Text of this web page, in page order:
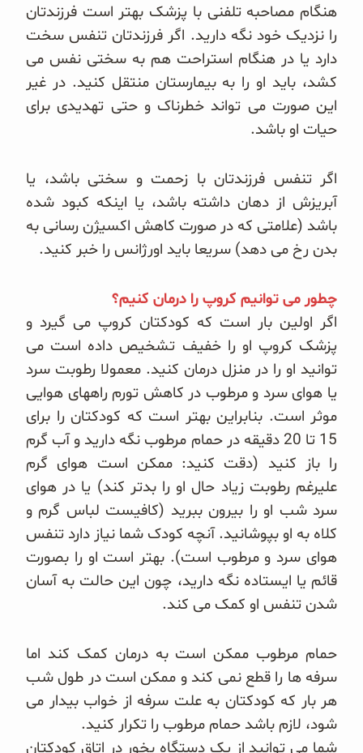
هنگام مصاحبه تلفنی با پزشک بهتر است فرزندتان
را نزدیک خود نگه دارید. اگر فرزندتان تنفس سخت
دارد یا در هنگام استراحت هم به سختی نفس می
کشد، باید او را به بیمارستان منتقل کنید. در غیر
این صورت می تواند خطرناک و حتی تهدیدی برای
حیات او باشد.
اگر تنفس فرزندتان با زحمت و سختی باشد، یا
آبریزش از دهان داشته باشد، یا اینکه کبود شده
باشد (علامتی که در صورت کاهش اکسیژن رسانی به
بدن رخ می دهد) سریعا باید اورژانس را خبر کنید.
چطور می توانیم کروپ را درمان کنیم؟
اگر اولین بار است که کودکتان کروپ می گیرد و
پزشک کروپ او را خفیف تشخیص داده است می
توانید او را در منزل درمان کنید. معمولا رطوبت سرد
یا هوای سرد و مرطوب در کاهش تورم راههای هوایی
موثر است. بنابراین بهتر است که کودکتان را برای
15 تا 20 دقیقه در حمام مرطوب نگه دارید و آب گرم
را باز کنید (دقت کنید: ممکن است هوای گرم
علیرغم رطوبت زیاد حال او را بدتر کند) یا در هوای
سرد شب او را بیرون ببرید (کافیست لباس گرم و
کلاه به او بپوشانید. آنچه کودک شما نیاز دارد تنفس
هوای سرد و مرطوب است). بهتر است او را بصورت
قائم یا ایستاده نگه دارید، چون این حالت به آسان
شدن تنفس او کمک می کند.
حمام مرطوب ممکن است به درمان کمک کند اما
سرفه ها را قطع نمی کند و ممکن است در طول شب
هر بار که کودکتان به علت سرفه از خواب بیدار می
شود، لازم باشد حمام مرطوب را تکرار کنید.
شما می توانید از یک دستگاه بخور در اتاق کودکتان